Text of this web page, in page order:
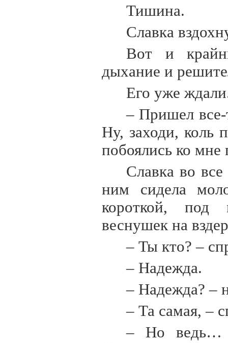
Тишина.
Славка
Вот и
дыхание и
Его уже
– Пришел все-
Ну, заходи, коль
побоялись ко мне
Славка во
ним сидела
короткой, под
веснушек на
– Ты кто? –
– Надежда.
– Надежда? –
– Та самая, –
– Но ведь…